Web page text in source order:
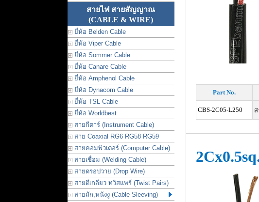
สายไฟ สายสัญญาณ
(CABLE & WIRE)
ยี่ห้อ Belden Cable
ยี่ห้อ Viper Cable
ยี่ห้อ Sommer Cable
ยี่ห้อ Canare Cable
ยี่ห้อ Amphenol Cable
ยี่ห้อ Dynacom Cable
ยี่ห้อ TSL Cable
ยี่ห้อ Worldbest
สายกีตาร์ (Instrument Cable)
สาย Coaxial RG6 RG58 RG59
สายคอมพิวเตอร์ (Computer Cable)
สายเชื่อม (Welding Cable)
สายดรอปวาย (Drop Wire)
สายตีเกลียว ทวิสแพร์ (Twist Pairs)
สายถัก,หนังงู (Cable Sleeving)
Part No.
CBS-2C05-L250